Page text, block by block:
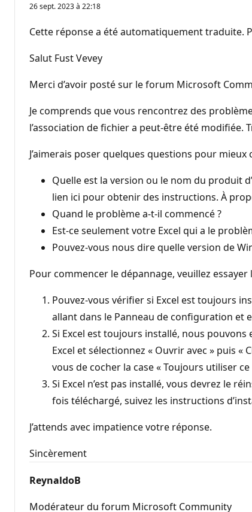
26 sept. 2023 à 22:18
Cette réponse a été automatiquement traduite.
Salut Fust Vevey
Merci d’avoir posté sur le forum Microsoft
Je comprends que vous rencontrez des
l’association de fichier a peut-être été
J’aimerais poser quelques questions pour
Quelle est la version ou le nom du produit
lien ici pour obtenir des instructions. À
Quand le problème a-t-il commencé ?
Est-ce seulement votre Excel qui a le
Pouvez-vous nous dire quelle version de
Pour commencer le dépannage, veuillez essayer
Pouvez-vous vérifier si Excel est toujours
allant dans le Panneau de configuration et
Si Excel est toujours installé, nous
Excel et sélectionnez « Ouvrir avec » puis
vous de cocher la case « Toujours utiliser
Si Excel n’est pas installé, vous devrez le
fois téléchargé, suivez les instructions
J’attends avec impatience votre réponse.
Sincèrement
ReynaldoB
Modérateur du forum Microsoft Community